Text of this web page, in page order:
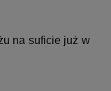
na suficie już w